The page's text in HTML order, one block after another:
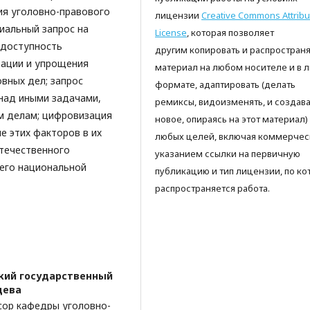
уголовно-правового
запрос на
и упрощения
дел; запрос
иными задачами,
делам; цифровизация
этих факторов в их
национальной
государственный
кафедры уголовно-
лицензии Creative Commons
License, которая позволяет
другим копировать и
материал на любом носителе и в
формате, адаптировать (делать
ремиксы, видоизменять, и
новое, опираясь на этот
любых целей, включая
указанием ссылки на первичную
публикацию и тип лицензии, по
распространяется работа.